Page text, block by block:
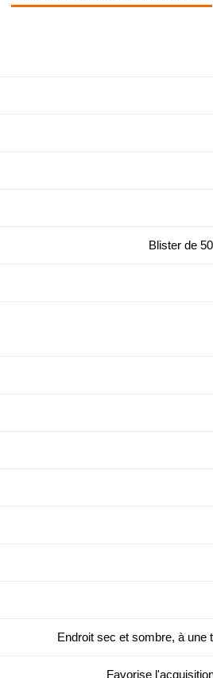
Blister de
Endroit sec et sombre, à une
Favorise